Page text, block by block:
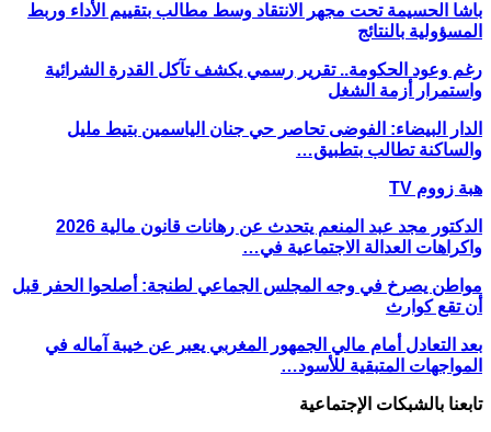
باشا الحسيمة تحت مجهر الانتقاد وسط مطالب بتقييم الأداء وربط
المسؤولية بالنتائج
رغم وعود الحكومة.. تقرير رسمي يكشف تآكل القدرة الشرائية
واستمرار أزمة الشغل
الدار البيضاء: الفوضى تحاصر حي جنان الياسمين بتيط مليل
والساكنة تطالب بتطبيق…
هبة زووم TV
الدكتور مجد عبد المنعم يتحدث عن رهانات قانون مالية 2026
واكراهات العدالة الاجتماعية في…
مواطن يصرخ في وجه المجلس الجماعي لطنجة: أصلحوا الحفر قبل
أن تقع كوارث
بعد التعادل أمام مالي الجمهور المغربي يعبر عن خيبة آماله في
المواجهات المتبقية للأسود…
تابعنا بالشبكات الإجتماعية